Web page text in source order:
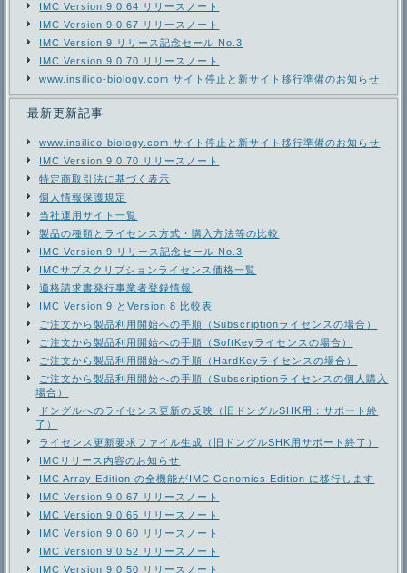
IMC Version 9.0.64 リリースノート
IMC Version 9.0.67 リリースノート
IMC Version 9 リリース記念セール No.3
IMC Version 9.0.70 リリースノート
www.insilico-biology.com サイト停止と新サイト移行準備のお知らせ
最新更新記事
www.insilico-biology.com サイト停止と新サイト移行準備のお知らせ
IMC Version 9.0.70 リリースノート
特定商取引法に基づく表示
個人情報保護規定
当社運用サイト一覧
製品の種類とライセンス方式・購入方法等の比較
IMC Version 9 リリース記念セール No.3
IMCサブスクリプションライセンス価格一覧
適格請求書発行事業者登録情報
IMC Version 9 とVersion 8 比較表
ご注文から製品利用開始への手順（Subscriptionライセンスの場合）
ご注文から製品利用開始への手順（SoftKeyライセンスの場合）
ご注文から製品利用開始への手順（HardKeyライセンスの場合）
ご注文から製品利用開始への手順（Subscriptionライセンスの個人購入
場合）
ドングルへのライセンス更新の反映（旧ドングルSHK用：サポート終
了）
ライセンス更新要求ファイル生成（旧ドングルSHK用サポート終了）
IMCリリース内容のお知らせ
IMC Array Edition の全機能がIMC Genomics Edition に移行します
IMC Version 9.0.67 リリースノート
IMC Version 9.0.65 リリースノート
IMC Version 9.0.60 リリースノート
IMC Version 9.0.52 リリースノート
IMC Version 9.0.50 リリースノート